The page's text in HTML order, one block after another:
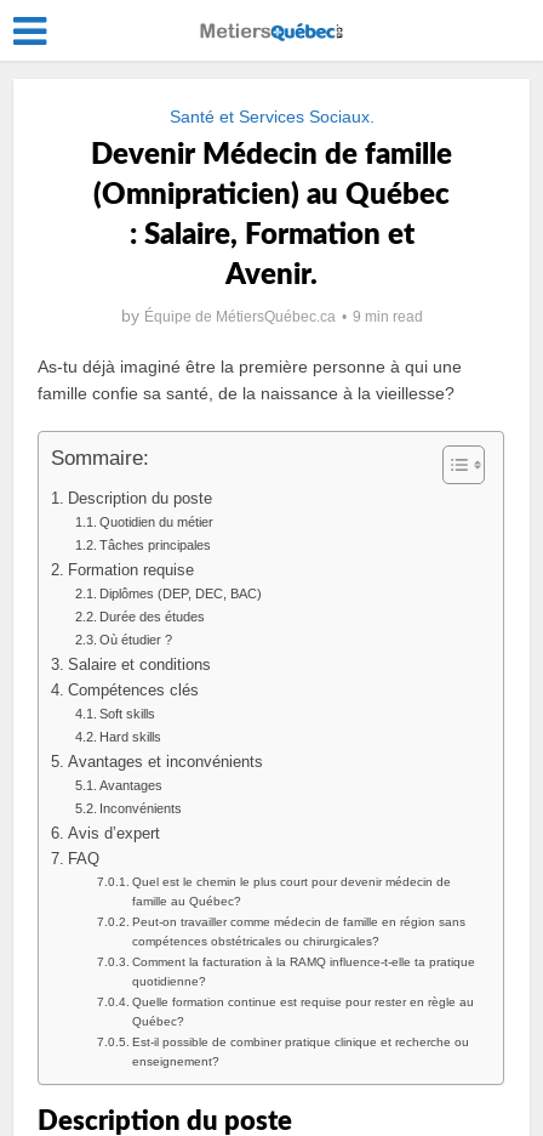
Santé et Services Sociaux.
Devenir Médecin de famille
(Omnipraticien) au Québec
: Salaire, Formation et
Avenir.
by Équipe de MétiersQuébec.ca 9 min read
As-tu déjà imaginé être la première personne à qui une
famille confie sa santé, de la naissance à la vieillesse?
Sommaire:
Description du poste
Quotidien du métier
Tâches principales
Formation requise
Diplômes (DEP, DEC, BAC)
Durée des études
Où étudier ?
Salaire et conditions
Compétences clés
Soft skills
Hard skills
Avantages et inconvénients
Avantages
Inconvénients
Avis d’expert
FAQ
Quel est le chemin le plus court pour devenir médecin de
famille au Québec?
Peut-on travailler comme médecin de famille en région sans
compétences obstétricales ou chirurgicales?
Comment la facturation à la RAMQ influence-t-elle ta pratique
quotidienne?
Quelle formation continue est requise pour rester en règle au
Québec?
Est-il possible de combiner pratique clinique et recherche ou
enseignement?
Description du poste